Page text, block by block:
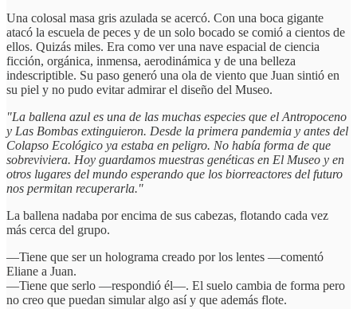
Una colosal masa gris azulada se acercó. Con una boca gigante
atacó la escuela de peces y de un solo bocado se comió a cientos de
ellos. Quizás miles. Era como ver una nave espacial de ciencia
ficción, orgánica, inmensa, aerodinámica y de una belleza
indescriptible. Su paso generó una ola de viento que Juan sintió en
su piel y no pudo evitar admirar el diseño del Museo.
"La ballena azul es una de las muchas especies que el Antropoceno
y Las Bombas extinguieron. Desde la primera pandemia y antes del
Colapso Ecológico ya estaba en peligro. No había forma de que
sobreviviera. Hoy guardamos muestras genéticas en El Museo y en
otros lugares del mundo esperando que los biorreactores del futuro
nos permitan recuperarla."
La ballena nadaba por encima de sus cabezas, flotando cada vez
más cerca del grupo.
—Tiene que ser un holograma creado por los lentes —comentó
Eliane a Juan.
—Tiene que serlo —respondió él—. El suelo cambia de forma pero
no creo que puedan simular algo así y que además flote.